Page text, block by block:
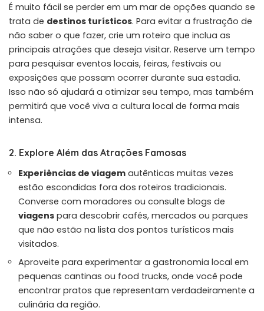
É muito fácil se perder em um mar de opções quando se
trata de destinos turísticos. Para evitar a frustração de
não saber o que fazer, crie um roteiro que inclua as
principais atrações que deseja visitar. Reserve um tempo
para pesquisar eventos locais, feiras, festivais ou
exposições que possam ocorrer durante sua estadia.
Isso não só ajudará a otimizar seu tempo, mas também
permitirá que você viva a cultura local de forma mais
intensa.
2. Explore Além das Atrações Famosas
Experiências de viagem autênticas muitas vezes
estão escondidas fora dos roteiros tradicionais.
Converse com moradores ou consulte blogs de
viagens para descobrir cafés, mercados ou parques
que não estão na lista dos pontos turísticos mais
visitados.
Aproveite para experimentar a gastronomia local em
pequenas cantinas ou food trucks, onde você pode
encontrar pratos que representam verdadeiramente a
culinária da região.